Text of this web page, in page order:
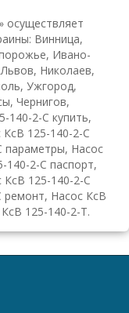
осуществляет
Винница,
Ивано-
Николаев,
Ужгород,
Чернигов,
140-2-С купить,
КсВ 125-140-2-С
параметры, Насос
140-2-С паспорт,
КсВ 125-140-2-С
ремонт, Насос КсВ
125-140-2-Т.